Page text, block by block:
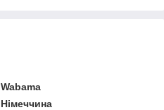
Wabama
Німеччина